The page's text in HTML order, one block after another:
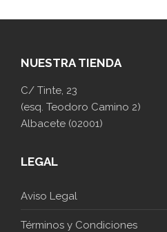
NUESTRA TIENDA
C/ Tinte, 23
(esq. Teodoro Camino 2)
Albacete (02001)
LEGAL
Aviso Legal
Términos y Condiciones